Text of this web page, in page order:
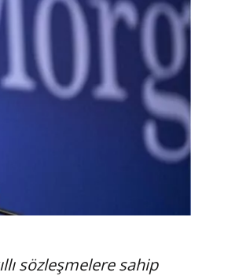
sözleşmelere sahip